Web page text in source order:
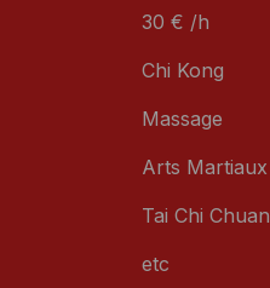
30 € /h
Chi Kong
Massage
Arts Martiaux
Tai Chi Chuan
etc